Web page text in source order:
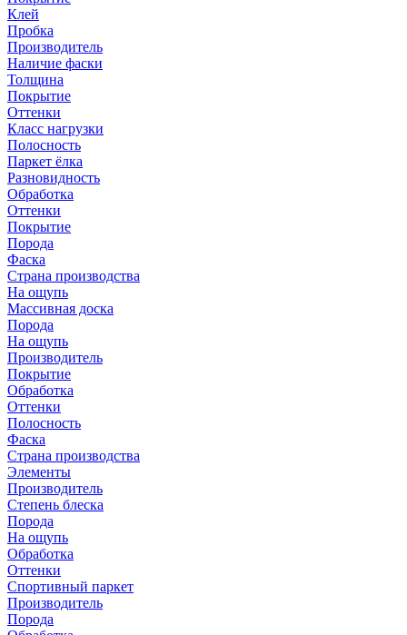
Клей
Пробка
Производитель
Наличие фаски
Толщина
Покрытие
Оттенки
Класс нагрузки
Полосность
Паркет ёлка
Разновидность
Обработка
Оттенки
Покрытие
Порода
Фаска
Страна производства
На ощупь
Массивная доска
Порода
На ощупь
Производитель
Покрытие
Обработка
Оттенки
Полосность
Фаска
Страна производства
Элементы
Производитель
Степень блеска
Порода
На ощупь
Обработка
Оттенки
Спортивный паркет
Производитель
Порода